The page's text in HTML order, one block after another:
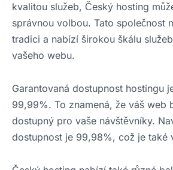
kvalitou služeb, Český hosting
správnou volbou. Tato společnost
tradici a nabízí širokou škálu
vašeho webu.
Garantovaná dostupnost hostingu
99,99%. To znamená, že váš web
dostupný pro vaše návštěvníky.
dostupnost je 99,98%, což je také